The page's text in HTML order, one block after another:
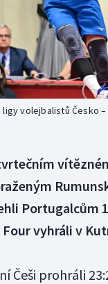
Gymnastika
volejbalistů Česko
Portugalcům
Four vyhráli v
Češi prohráli